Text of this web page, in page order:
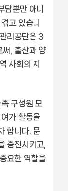
담뿐만 아니
고 있습니
리공단은 3
써, 출산과 양
사회의 지
구성원 모
가 활동을
합니다. 문
증진시키고,
요한 역할을